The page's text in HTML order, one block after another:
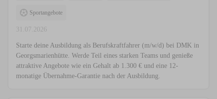
Sportangebote
31.07.2026
Starte deine Ausbildung als Berufskraftfahrer (m/w/d) bei DMK in
Georgsmarienhütte. Werde Teil eines starken Teams und genieße
attraktive Angebote wie ein Gehalt ab 1.300 € und eine 12-
monatige Übernahme-Garantie nach der Ausbildung.